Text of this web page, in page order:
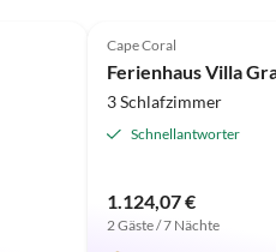
Cape Coral
Ferienhaus Villa
3 Schlafzimmer
Schnellantworter
1.124,07 €
2 Gäste / 7 Nächte